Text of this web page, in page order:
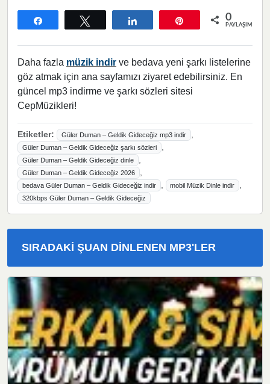
0
PAYLAŞIMLAR
Daha fazla müzik indir ve bedava yeni şarkı listelerine
göz atmak için ana sayfamızı ziyaret edebilirsiniz. En
güncel mp3 indirme ve şarkı sözleri sitesi
CepMüzikleri!
Etiketler: Güler Duman – Geldik Gideceğiz mp3 indir
Güler Duman – Geldik Gideceğiz şarkı sözleri
Güler Duman – Geldik Gideceğiz dinle
Güler Duman – Geldik Gideceğiz 2026
bedava Güler Duman – Geldik Gideceğiz indir mobil Müzik Dinle indir
320kbps Güler Duman – Geldik Gideceğiz
SIRADAKI ŞUAN DINLENEN MP3'LER